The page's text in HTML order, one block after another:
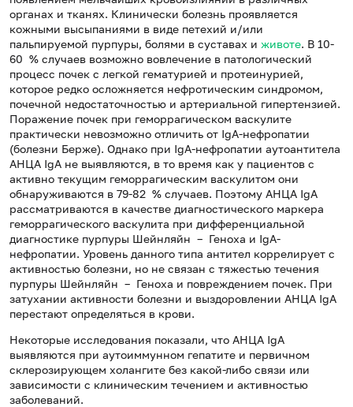
органах и тканях. Клинически болезнь проявляется
кожными высыпаниями в виде петехий и/или
пальпируемой пурпуры, болями в суставах и животе. В 10-
60 % случаев возможно вовлечение в патологический
процесс почек с легкой гематурией и протеинурией,
которое редко осложняется нефротическим синдромом,
почечной недостаточностью и артериальной гипертензией.
Поражение почек при геморрагическом васкулите
практически невозможно отличить от IgA-нефропатии
(болезни Берже). Однако при IgА-нефропатии аутоантитела
АНЦА IgА не выявляются, в то время как у пациентов с
активно текущим геморрагическим васкулитом они
обнаруживаются в 79-82 % случаев. Поэтому АНЦА IgA
рассматриваются в качестве диагностического маркера
геморрагического васкулита при дифференциальной
диагностике пурпуры Шейнляйн – Геноха и IgA-
нефропатии. Уровень данного типа антител коррелирует с
активностью болезни, но не связан с тяжестью течения
пурпуры Шейнляйн – Геноха и повреждением почек. При
затухании активности болезни и выздоровлении АНЦА IgА
перестают определяться в крови.
Некоторые исследования показали, что АНЦА IgА
выявляются при аутоиммунном гепатите и первичном
склерозирующем холангите без какой-либо связи или
зависимости с клиническим течением и активностью
заболеваний.